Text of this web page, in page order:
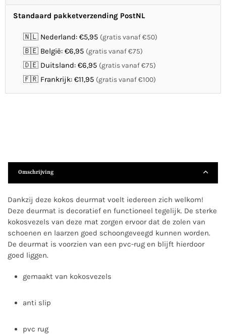
Standaard pakketverzending PostNL
🇳🇱 Nederland: €5,95 (gratis vanaf €50)
🇧🇪 België: €6,95 (gratis vanaf €75)
🇩🇪 Duitsland: €6,95 (gratis vanaf €75)
🇫🇷 Frankrijk: €11,95 (gratis vanaf €100)
Omschrijving
Dankzij deze kokos deurmat voelt iedereen zich welkom!
Deze deurmat is decoratief en functioneel tegelijk. De sterke
kokosvezels van deze mat zorgen ervoor dat de zolen van
schoenen en laarzen goed schoongeveegd kunnen worden.
De deurmat is voorzien van een pvc-rug en blijft hierdoor
goed liggen.
gemaakt van kokosvezels
anti slip
pvc rug